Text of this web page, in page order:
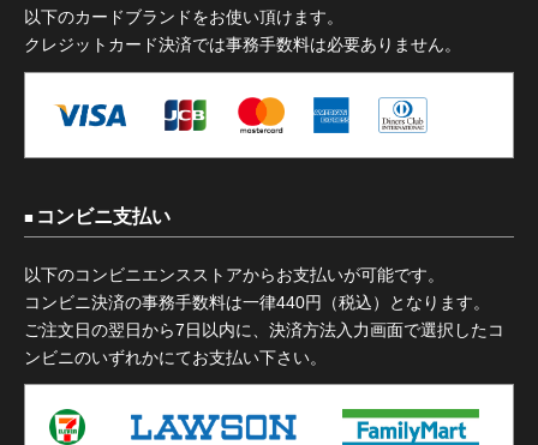
以下のカードブランドをお使い頂けます。
クレジットカード決済では事務手数料は必要ありません。
コンビニ支払い
以下のコンビニエンスストアからお支払いが可能です。
コンビニ決済の事務手数料は一律440円（税込）となります。
ご注文日の翌日から7日以内に、決済方法入力画面で選択したコ
ンビニのいずれかにてお支払い下さい。